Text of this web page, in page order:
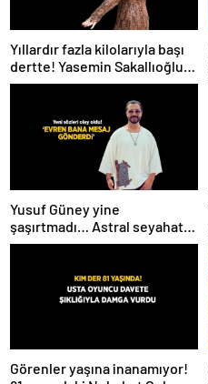
Yıllardır fazla kilolarıyla başı
dertte! Yasemin Sakallıoğlu
zayıflamasının sırrını açıkladı
Yusuf Güney yine
şaşırtmadı… Astral seyahat
ve uzaylılardan sonra şimdi
Görenler yaşına inanamıyor!